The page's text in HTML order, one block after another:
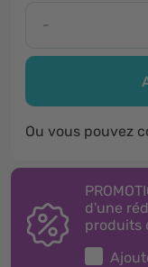
-
Ou vous pouvez
d'une
produits